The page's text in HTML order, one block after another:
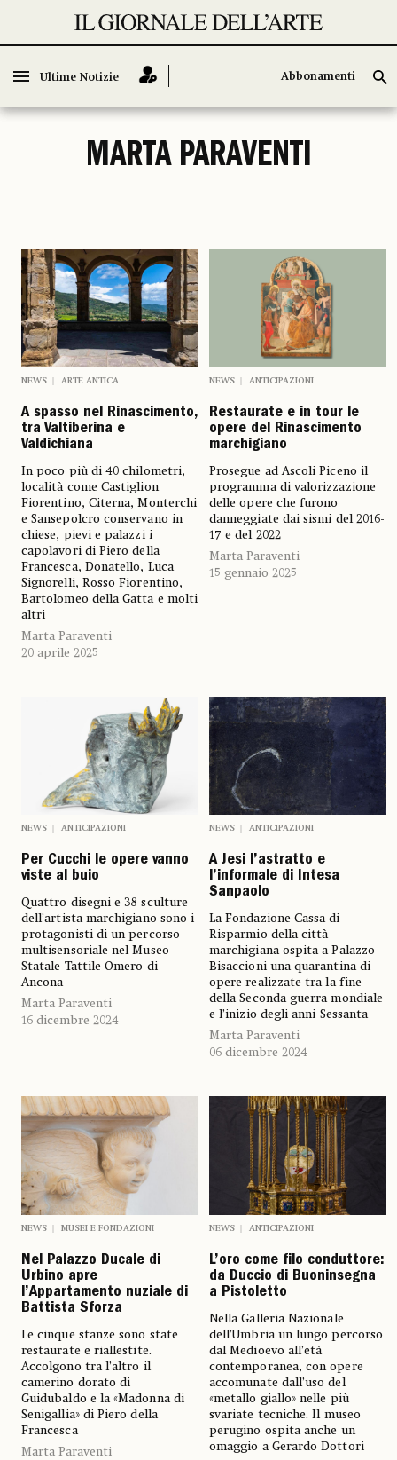
Ultime Notizie Abbonamenti
Ultime Notizie Abbonamenti
MARTA PARAVENTI
NEWS ARTE ANTICA
A spasso nel Rinascimento,
tra Valtiberina e
Valdichiana
In poco più di 40 chilometri,
località come Castiglion
Fiorentino, Citerna, Monterchi
e Sansepolcro conservano in
chiese, pievi e palazzi i
capolavori di Piero della
Francesca, Donatello, Luca
Signorelli, Rosso Fiorentino,
Bartolomeo della Gatta e molti
altri
Marta Paraventi
20 aprile 2025
NEWS ANTICIPAZIONI
Restaurate e in tour le
opere del Rinascimento
marchigiano
Prosegue ad Ascoli Piceno il
programma di valorizzazione
delle opere che furono
danneggiate dai sismi del 2016-
17 e del 2022
Marta Paraventi
15 gennaio 2025
NEWS ANTICIPAZIONI
Per Cucchi le opere vanno
viste al buio
Quattro disegni e 38 sculture
dell’artista marchigiano sono i
protagonisti di un percorso
multisensoriale nel Museo
Statale Tattile Omero di
Ancona
Marta Paraventi
16 dicembre 2024
NEWS ANTICIPAZIONI
A Jesi l’astratto e
l’informale di Intesa
Sanpaolo
La Fondazione Cassa di
Risparmio della città
marchigiana ospita a Palazzo
Bisaccioni una quarantina di
opere realizzate tra la fine
della Seconda guerra mondiale
e l’inizio degli anni Sessanta
Marta Paraventi
06 dicembre 2024
NEWS MUSEI E FONDAZIONI
Nel Palazzo Ducale di
Urbino apre
l’Appartamento nuziale di
Battista Sforza
Le cinque stanze sono state
restaurate e riallestite.
Accolgono tra l’altro il
camerino dorato di
Guidubaldo e la «Madonna di
Senigallia» di Piero della
Francesca
Marta Paraventi
NEWS ANTICIPAZIONI
L’oro come filo conduttore:
da Duccio di Buoninsegna
a Pistoletto
Nella Galleria Nazionale
dell’Umbria un lungo percorso
dal Medioevo all’età
contemporanea, con opere
accomunate dall’uso del
«metallo giallo» nelle più
svariate tecniche. Il museo
perugino ospita anche un
omaggio a Gerardo Dottori